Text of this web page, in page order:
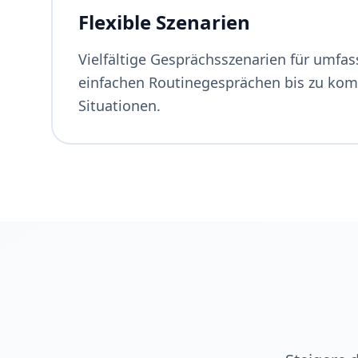
Flexible Szenarien
Vielfältige Gesprächsszenarien für
einfachen Routinegesprächen bis zu
Situationen.